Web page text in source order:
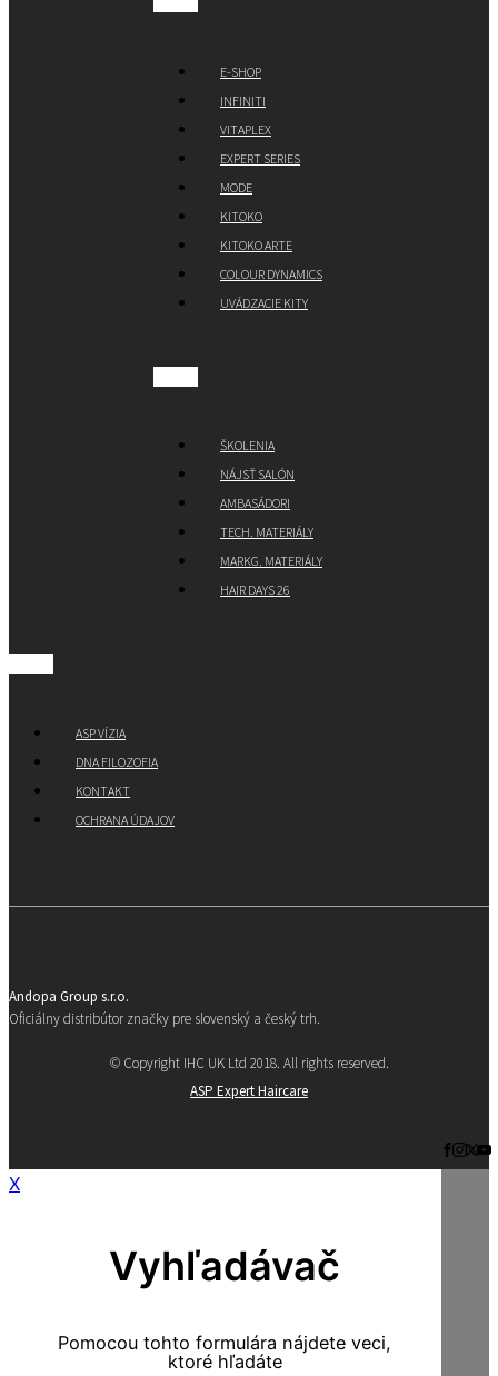
E-SHOP
INFINITI
VITAPLEX
EXPERT SERIES
MODE
KITOKO
KITOKO ARTE
COLOUR DYNAMICS
UVÁDZACIE KITY
ŠKOLENIA
NÁJSŤ SALÓN
AMBASÁDORI
TECH. MATERIÁLY
MARKG. MATERIÁLY
HAIR DAYS 26
ASP VÍZIA
DNA FILOZOFIA
KONTAKT
OCHRANA ÚDAJOV
Andopa Group s.r.o.
Oficiálny distribútor značky pre slovenský a český trh.
© Copyright IHC UK Ltd 2018. All rights reserved.
ASP Expert Haircare
X
Vyhľadávač
Pomocou tohto formulára nájdete veci,
ktoré hľadáte